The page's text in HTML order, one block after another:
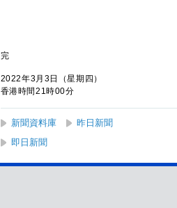
完
2022年3月3日（星期四）
香港時間21時00分
新聞資料庫 昨日新聞
即日新聞